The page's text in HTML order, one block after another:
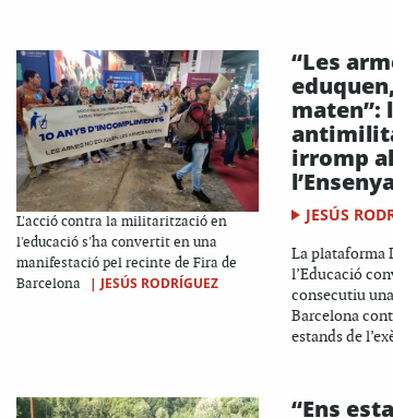
L'acció contra la militarització en
l'educació s'ha convertit en una
manifestació pel recinte de Fira de
Barcelona
| JESÚS RODRÍGUEZ
“Les
maten”:
irromp
JESÚS
La plataforma
l’Educació
consecutiu
Barcelona
estands de
“Ens